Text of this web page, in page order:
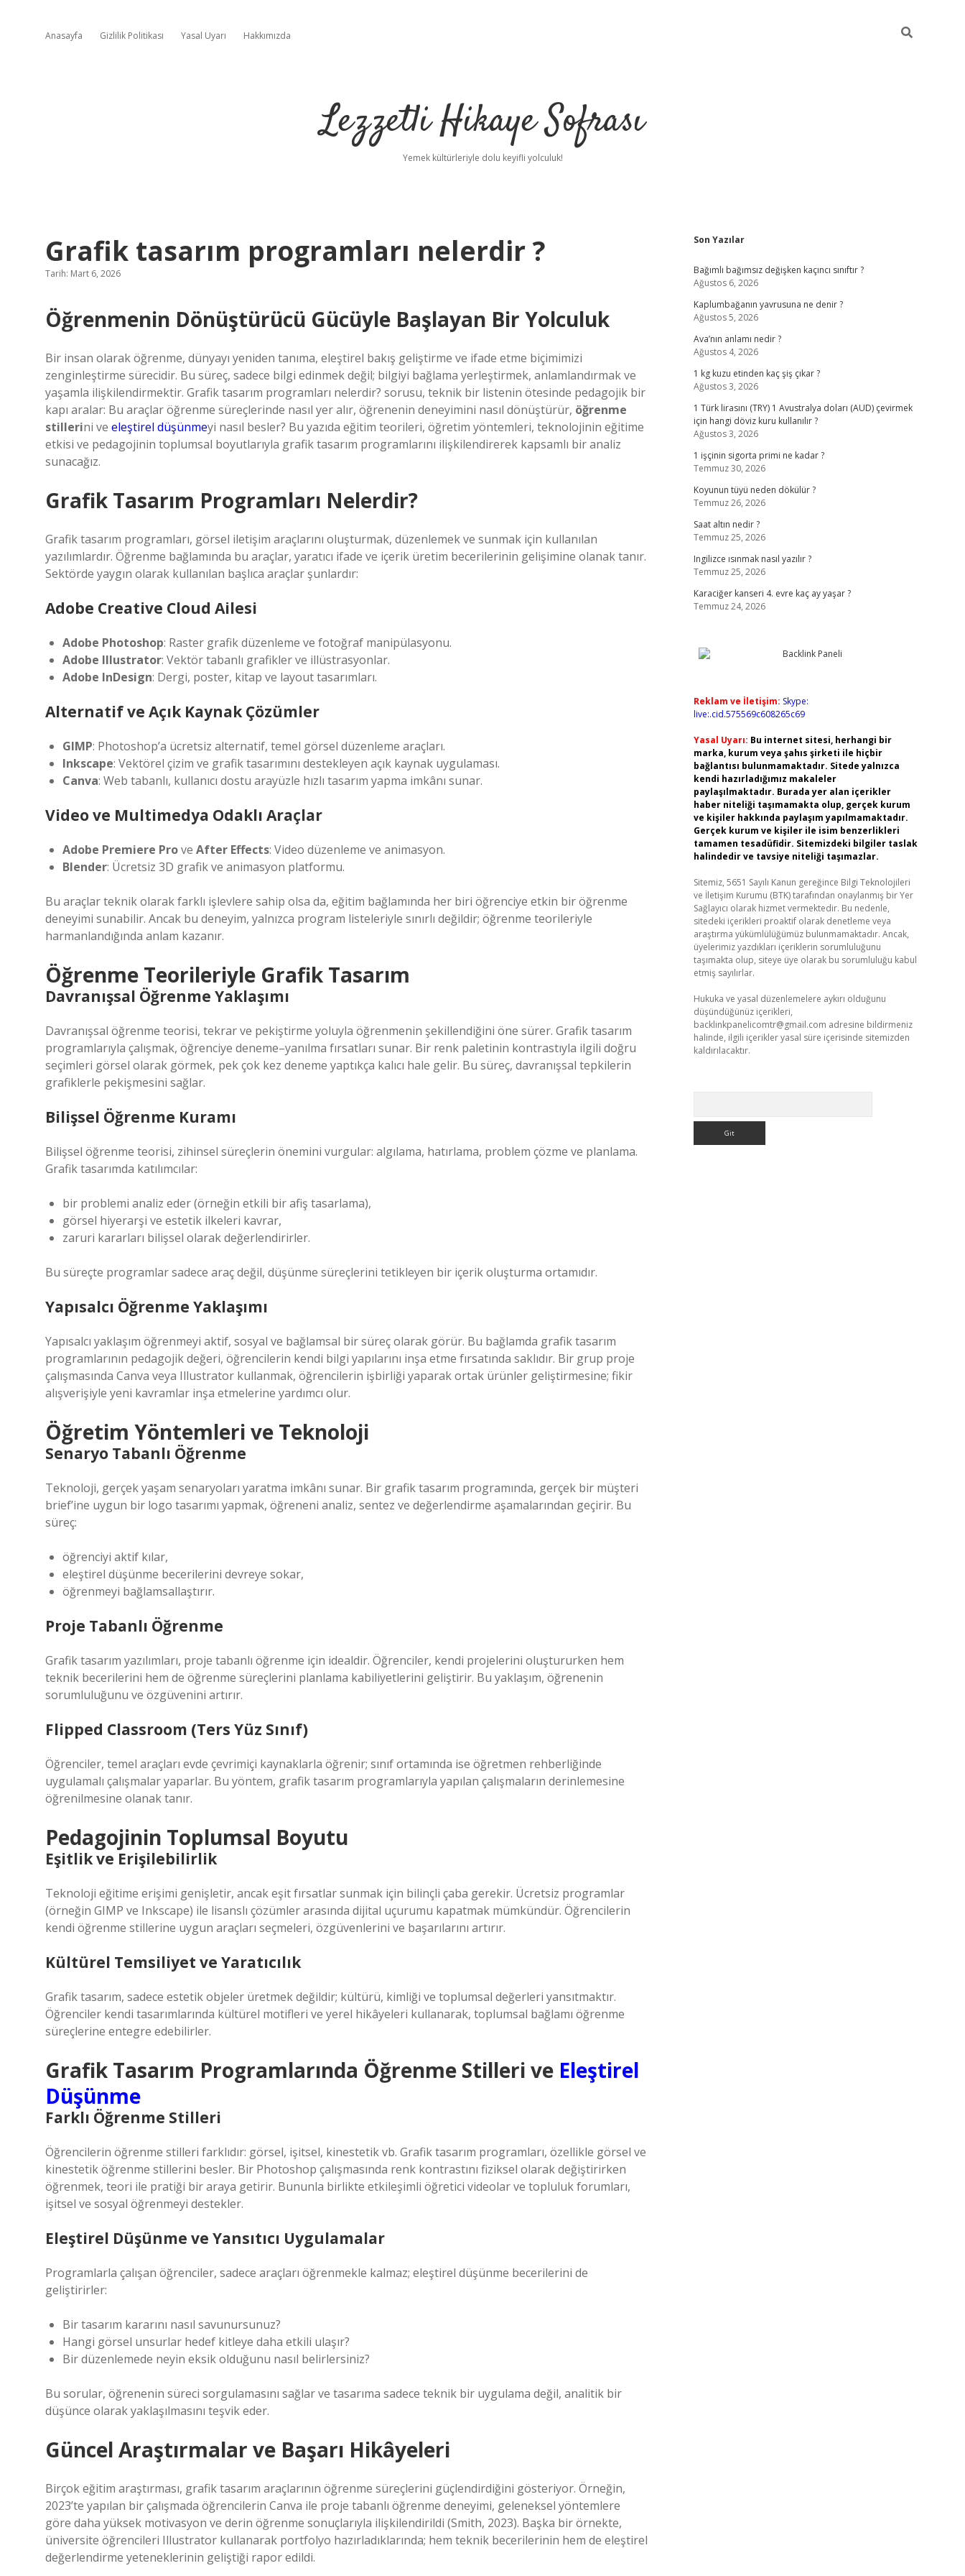
Anasayfa Gizlilik Politikası Yasal Uyarı Hakkımızda
Lezzetli Hikaye Sofrası
Yemek kültürleriyle dolu keyifli yolculuk!
Grafik tasarım programları nelerdir ?
Tarih: Mart 6, 2026
Öğrenmenin Dönüştürücü Gücüyle Başlayan Bir Yolculuk
Bir insan olarak öğrenme, dünyayı yeniden tanıma, eleştirel bakış geliştirme ve ifade etme biçimimizi
zenginleştirme sürecidir. Bu süreç, sadece bilgi edinmek değil; bilgiyi bağlama yerleştirmek, anlamlandırmak ve
yaşamla ilişkilendirmektir. Grafik tasarım programları nelerdir? sorusu, teknik bir listenin ötesinde pedagojik bir
kapı aralar: Bu araçlar öğrenme süreçlerinde nasıl yer alır, öğrenenin deneyimini nasıl dönüştürür, öğrenme
stillerini ve eleştirel düşünmeyi nasıl besler? Bu yazıda eğitim teorileri, öğretim yöntemleri, teknolojinin eğitime
etkisi ve pedagojinin toplumsal boyutlarıyla grafik tasarım programlarını ilişkilendirerek kapsamlı bir analiz
sunacağız.
Grafik Tasarım Programları Nelerdir?
Grafik tasarım programları, görsel iletişim araçlarını oluşturmak, düzenlemek ve sunmak için kullanılan
yazılımlardır. Öğrenme bağlamında bu araçlar, yaratıcı ifade ve içerik üretim becerilerinin gelişimine olanak tanır.
Sektörde yaygın olarak kullanılan başlıca araçlar şunlardır:
Adobe Creative Cloud Ailesi
Adobe Photoshop: Raster grafik düzenleme ve fotoğraf manipülasyonu.
Adobe Illustrator: Vektör tabanlı grafikler ve illüstrasyonlar.
Adobe InDesign: Dergi, poster, kitap ve layout tasarımları.
Alternatif ve Açık Kaynak Çözümler
GIMP: Photoshop’a ücretsiz alternatif, temel görsel düzenleme araçları.
Inkscape: Vektörel çizim ve grafik tasarımını destekleyen açık kaynak uygulaması.
Canva: Web tabanlı, kullanıcı dostu arayüzle hızlı tasarım yapma imkânı sunar.
Video ve Multimedya Odaklı Araçlar
Adobe Premiere Prove After Effects: Video düzenleme ve animasyon.
Blender: Ücretsiz 3D grafik ve animasyon platformu.
Bu araçlar teknik olarak farklı işlevlere sahip olsa da, eğitim bağlamında her biri öğrenciye etkin bir öğrenme
deneyimi sunabilir. Ancak bu deneyim, yalnızca program listeleriyle sınırlı değildir; öğrenme teorileriyle
harmanlandığında anlam kazanır.
Öğrenme Teorileriyle Grafik Tasarım
Davranışsal Öğrenme Yaklaşımı
Davranışsal öğrenme teorisi, tekrar ve pekiştirme yoluyla öğrenmenin şekillendiğini öne sürer. Grafik tasarım
programlarıyla çalışmak, öğrenciye deneme–yanılma fırsatları sunar. Bir renk paletinin kontrastıyla ilgili doğru
seçimleri görsel olarak görmek, pek çok kez deneme yaptıkça kalıcı hale gelir. Bu süreç, davranışsal tepkilerin
grafiklerle pekişmesini sağlar.
Bilişsel Öğrenme Kuramı
Bilişsel öğrenme teorisi, zihinsel süreçlerin önemini vurgular: algılama, hatırlama, problem çözme ve planlama.
Grafik tasarımda katılımcılar:
bir problemi analiz eder (örneğin etkili bir afiş tasarlama),
görsel hiyerarşi ve estetik ilkeleri kavrar,
zaruri kararları bilişsel olarak değerlendirirler.
Bu süreçte programlar sadece araç değil, düşünme süreçlerini tetikleyen bir içerik oluşturma ortamıdır.
Yapısalcı Öğrenme Yaklaşımı
Yapısalcı yaklaşım öğrenmeyi aktif, sosyal ve bağlamsal bir süreç olarak görür. Bu bağlamda grafik tasarım
programlarının pedagojik değeri, öğrencilerin kendi bilgi yapılarını inşa etme fırsatında saklıdır. Bir grup proje
çalışmasında Canva veya Illustrator kullanmak, öğrencilerin işbirliği yaparak ortak ürünler geliştirmesine; fikir
alışverişiyle yeni kavramlar inşa etmelerine yardımcı olur.
Öğretim Yöntemleri ve Teknoloji
Senaryo Tabanlı Öğrenme
Teknoloji, gerçek yaşam senaryoları yaratma imkânı sunar. Bir grafik tasarım programında, gerçek bir müşteri
brief’ine uygun bir logo tasarımı yapmak, öğreneni analiz, sentez ve değerlendirme aşamalarından geçirir. Bu
süreç:
öğrenciyi aktif kılar,
eleştirel düşünme becerilerini devreye sokar,
öğrenmeyi bağlamsallaştırır.
Proje Tabanlı Öğrenme
Grafik tasarım yazılımları, proje tabanlı öğrenme için idealdir. Öğrenciler, kendi projelerini oluştururken hem
teknik becerilerini hem de öğrenme süreçlerini planlama kabiliyetlerini geliştirir. Bu yaklaşım, öğrenenin
sorumluluğunu ve özgüvenini artırır.
Flipped Classroom (Ters Yüz Sınıf)
Öğrenciler, temel araçları evde çevrimiçi kaynaklarla öğrenir; sınıf ortamında ise öğretmen rehberliğinde
uygulamalı çalışmalar yaparlar. Bu yöntem, grafik tasarım programlarıyla yapılan çalışmaların derinlemesine
öğrenilmesine olanak tanır.
Pedagojinin Toplumsal Boyutu
Eşitlik ve Erişilebilirlik
Teknoloji eğitime erişimi genişletir, ancak eşit fırsatlar sunmak için bilinçli çaba gerekir. Ücretsiz programlar
(örneğin GIMP ve Inkscape) ile lisanslı çözümler arasında dijital uçurumu kapatmak mümkündür. Öğrencilerin
kendi öğrenme stillerine uygun araçları seçmeleri, özgüvenlerini ve başarılarını artırır.
Kültürel Temsiliyet ve Yaratıcılık
Grafik tasarım, sadece estetik objeler üretmek değildir; kültürü, kimliği ve toplumsal değerleri yansıtmaktır.
Öğrenciler kendi tasarımlarında kültürel motifleri ve yerel hikâyeleri kullanarak, toplumsal bağlamı öğrenme
süreçlerine entegre edebilirler.
Grafik Tasarım Programlarında Öğrenme Stilleri ve Eleştirel
Düşünme
Farklı Öğrenme Stilleri
Öğrencilerin öğrenme stilleri farklıdır: görsel, işitsel, kinestetik vb. Grafik tasarım programları, özellikle görsel ve
kinestetik öğrenme stillerini besler. Bir Photoshop çalışmasında renk kontrastını fiziksel olarak değiştirirken
öğrenmek, teori ile pratiği bir araya getirir. Bununla birlikte etkileşimli öğretici videolar ve topluluk forumları,
işitsel ve sosyal öğrenmeyi destekler.
Eleştirel Düşünme ve Yansıtıcı Uygulamalar
Programlarla çalışan öğrenciler, sadece araçları öğrenmekle kalmaz; eleştirel düşünme becerilerini de
geliştirirler:
Bir tasarım kararını nasıl savunursunuz?
Hangi görsel unsurlar hedef kitleye daha etkili ulaşır?
Bir düzenlemede neyin eksik olduğunu nasıl belirlersiniz?
Bu sorular, öğrenenin süreci sorgulamasını sağlar ve tasarıma sadece teknik bir uygulama değil, analitik bir
düşünce olarak yaklaşılmasını teşvik eder.
Güncel Araştırmalar ve Başarı Hikâyeleri
Birçok eğitim araştırması, grafik tasarım araçlarının öğrenme süreçlerini güçlendirdiğini gösteriyor. Örneğin,
2023’te yapılan bir çalışmada öğrencilerin Canva ile proje tabanlı öğrenme deneyimi, geleneksel yöntemlere
göre daha yüksek motivasyon ve derin öğrenme sonuçlarıyla ilişkilendirildi (Smith, 2023). Başka bir örnekte,
üniversite öğrencileri Illustrator kullanarak portfolyo hazırladıklarında; hem teknik becerilerinin hem de eleştirel
değerlendirme yeteneklerinin geliştiği rapor edildi.
Sidebar
Son Yazılar
Bağımlı bağımsız değişken kaçıncı sınıftır ?
Ağustos 6, 2026
Kaplumbağanın yavrusuna ne denir ?
Ağustos 5, 2026
Ava’nın anlamı nedir ?
Ağustos 4, 2026
1 kg kuzu etinden kaç şiş çıkar ?
Ağustos 3, 2026
1 Türk lirasını (TRY) 1 Avustralya doları (AUD) çevirmek
için hangi döviz kuru kullanılır ?
Ağustos 3, 2026
1 işçinin sigorta primi ne kadar ?
Temmuz 30, 2026
Koyunun tüyü neden dökülür ?
Temmuz 26, 2026
Saat altın nedir ?
Temmuz 25, 2026
Ingilizce ısınmak nasıl yazılır ?
Temmuz 25, 2026
Karaciğer kanseri 4. evre kaç ay yaşar ?
Temmuz 24, 2026
Reklam ve İletişim: Skype:
live:.cid.575569c608265c69
Yasal Uyarı: Bu internet sitesi, herhangi bir
marka, kurum veya şahıs şirketi ile hiçbir
bağlantısı bulunmamaktadır. Sitede yalnızca
kendi hazırladığımız makaleler
paylaşılmaktadır. Burada yer alan içerikler
haber niteliği taşımamakta olup, gerçek kurum
ve kişiler hakkında paylaşım yapılmamaktadır.
Gerçek kurum ve kişiler ile isim benzerlikleri
tamamen tesadüfidir. Sitemizdeki bilgiler taslak
halindedir ve tavsiye niteliği taşımazlar.
Sitemiz, 5651 Sayılı Kanun gereğince Bilgi Teknolojileri
ve İletişim Kurumu (BTK) tarafından onaylanmış bir Yer
Sağlayıcı olarak hizmet vermektedir. Bu nedenle,
sitedeki içerikleri proaktif olarak denetleme veya
araştırma yükümlülüğümüz bulunmamaktadır. Ancak,
üyelerimiz yazdıkları içeriklerin sorumluluğunu
taşımakta olup, siteye üye olarak bu sorumluluğu kabul
etmiş sayılırlar.
Hukuka ve yasal düzenlemelere aykırı olduğunu
düşündüğünüz içerikleri,
backlinkpanelicomtr@gmail.com adresine bildirmeniz
halinde, ilgili içerikler yasal süre içerisinde sitemizden
kaldırılacaktır.